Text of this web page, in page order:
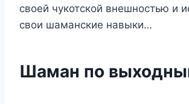
своей чукотской внешностью и
свои шаманские навыки…
Шаман по